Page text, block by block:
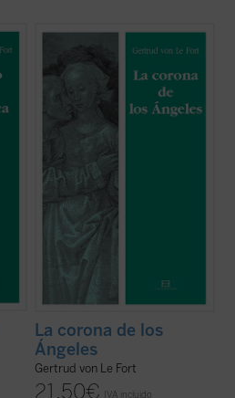
dieciocho años después, La
ambiente universitario de Heidelberg
La protagonista, Verónica, ...
(ver ficha)
La corona de los
Ángeles
Gertrud von Le Fort
21,50€ IVA incluido